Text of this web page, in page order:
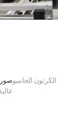
الجامبو